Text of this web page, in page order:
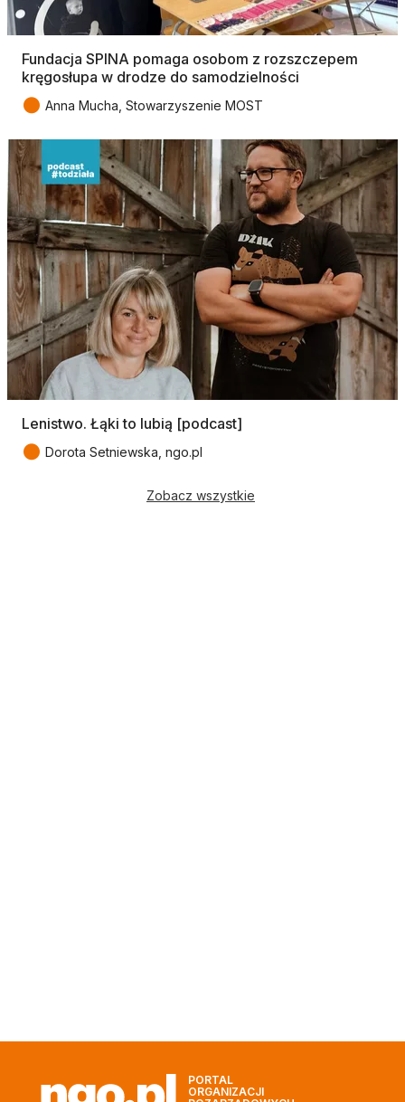
Fundacja SPINA pomaga osobom z rozszczepem
kręgosłupa w drodze do samodzielności
● Anna Mucha, Stowarzyszenie MOST
Lenistwo. Łąki to lubią [podcast]
● Dorota Setniewska, ngo.pl
Zobacz wszystkie
PORTAL
ORGANIZACJI